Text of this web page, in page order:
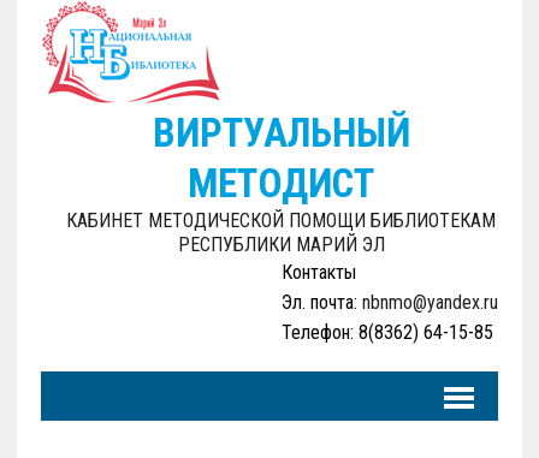
ВИРТУАЛЬНЫЙ
МЕТОДИСТ
КАБИНЕТ МЕТОДИЧЕСКОЙ ПОМОЩИ БИБЛИОТЕКАМ
РЕСПУБЛИКИ МАРИЙ ЭЛ
Контакты
Эл. почта:nbnmo@yandex.ru
Телефон: 8(8362) 64-15-85